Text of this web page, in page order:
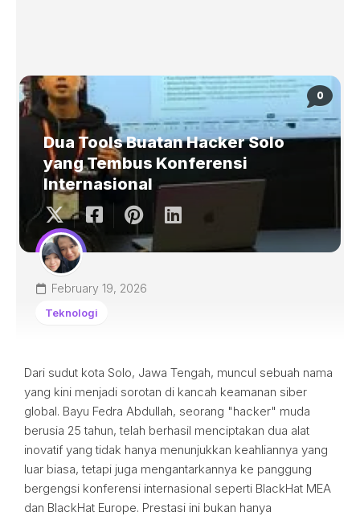
0
Dua Tools Buatan Hacker Solo
yang Tembus Konferensi
Internasional
February 19, 2026
Teknologi
Dari sudut kota Solo, Jawa Tengah, muncul sebuah nama
yang kini menjadi sorotan di kancah keamanan siber
global. Bayu Fedra Abdullah, seorang "hacker" muda
berusia 25 tahun, telah berhasil menciptakan dua alat
inovatif yang tidak hanya menunjukkan keahliannya yang
luar biasa, tetapi juga mengantarkannya ke panggung
bergengsi konferensi internasional seperti BlackHat MEA
dan BlackHat Europe. Prestasi ini bukan hanya